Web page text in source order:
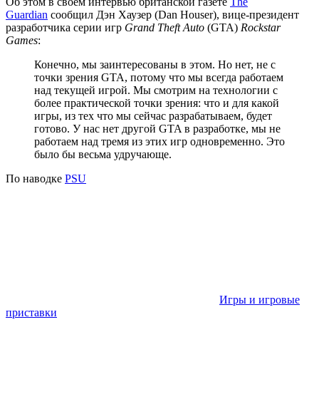
Guardian сообщил Дэн Хаузер (Dan Houser), вице-президент
разработчика серии игр Grand Theft Auto (GTA) Rockstar
Games:
Конечно, мы заинтересованы в этом. Но нет, не с
точки зрения GTA, потому что мы всегда работаем
над текущей игрой. Мы смотрим на технологии с
более практической точки зрения: что и для какой
игры, из тех что мы сейчас разрабатываем, будет
готово. У нас нет другой GTA в разработке, мы не
работаем над тремя из этих игр одновременно. Это
было бы весьма удручающе.
По наводке PSU
Игры и игровые
приставки